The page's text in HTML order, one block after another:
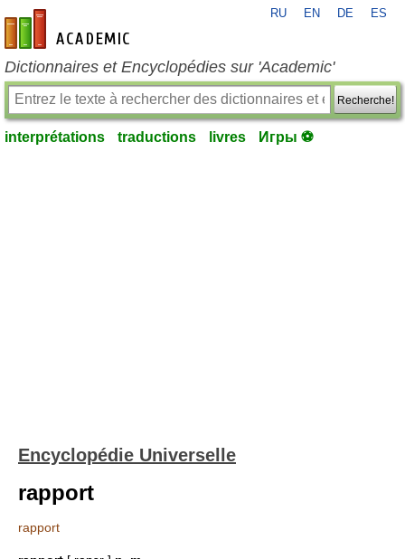
fr-academic.com
RU EN DE ES
Dictionnaires et Encyclopédies sur 'Academic'
Recherche!
interprétations traductions livres Игры ⚽
Encyclopédie Universelle
rapport
rapport